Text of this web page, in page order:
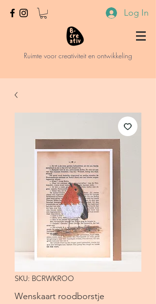
Log In
Ruimte voor creativiteit en ontwikkeling
SKU: BCRWKROO
Wenskaart roodborstje